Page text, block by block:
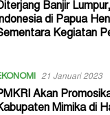
Banjir
di Papua
Kegiatan
21 Januari 2023
Akan
Mimika di